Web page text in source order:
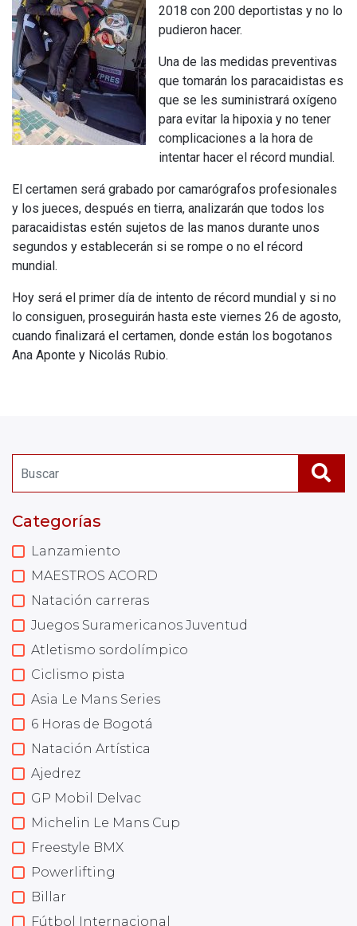
Categorías
Lanzamiento
MAESTROS ACORD
Natación carreras
Juegos Suramericanos Juventud
Atletismo sordolímpico
Ciclismo pista
Asia Le Mans Series
6 Horas de Bogotá
Natación Artística
Ajedrez
GP Mobil Delvac
Michelin Le Mans Cup
Freestyle BMX
Powerlifting
Billar
Fútbol Internacional
2018 con 200 deportistas y no lo
pudieron hacer.
Una de las medidas preventivas
que tomarán los paracaidistas es
que se les suministrará oxígeno
para evitar la hipoxia y no tener
complicaciones a la hora de
intentar hacer el récord mundial.
El certamen será grabado por camarógrafos profesionales
y los jueces, después en tierra, analizarán que todos los
paracaidistas estén sujetos de las manos durante unos
segundos y establecerán si se rompe o no el récord
mundial.
Hoy será el primer día de intento de récord mundial y si no
lo consiguen, proseguirán hasta este viernes 26 de agosto,
cuando finalizará el certamen, donde están los bogotanos
Ana Aponte y Nicolás Rubio.